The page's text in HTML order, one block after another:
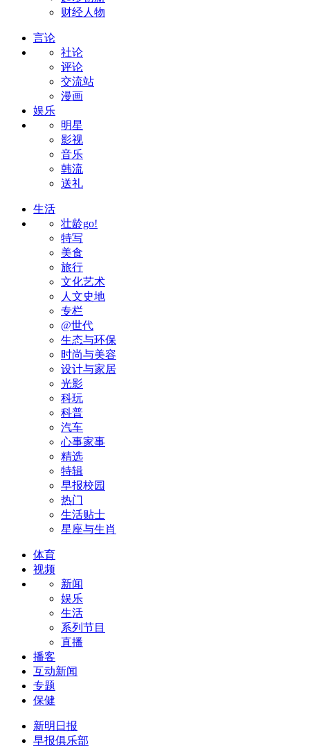
财经人物
言论
社论
评论
交流站
漫画
娱乐
明星
影视
音乐
韩流
送礼
生活
壮龄go!
特写
美食
旅行
文化艺术
人文史地
专栏
@世代
生态与环保
时尚与美容
设计与家居
光影
科玩
科普
汽车
心事家事
精选
特辑
早报校园
热门
生活贴士
星座与生肖
体育
视频
新闻
娱乐
生活
系列节目
直播
播客
互动新闻
专题
保健
新明日报
早报俱乐部